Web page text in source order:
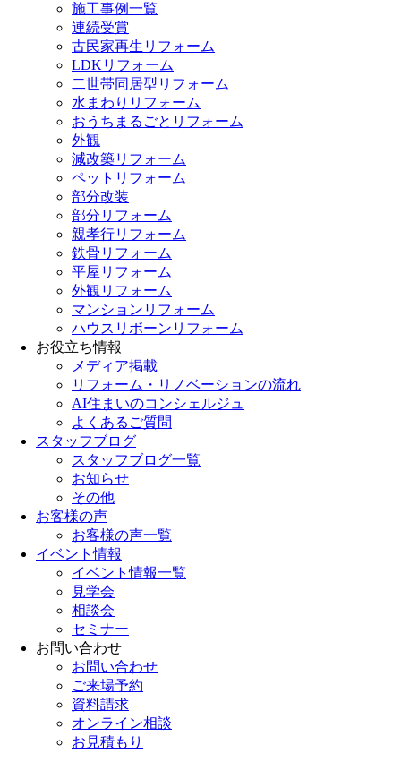
施工事例一覧
連続受賞
古民家再生リフォーム
LDKリフォーム
二世帯同居型リフォーム
水まわりリフォーム
おうちまるごとリフォーム
外観
減改築リフォーム
ペットリフォーム
部分改装
部分リフォーム
親孝行リフォーム
鉄骨リフォーム
平屋リフォーム
外観リフォーム
マンションリフォーム
ハウスリボーンリフォーム
お役立ち情報
メディア掲載
リフォーム・リノベーションの流れ
AI住まいのコンシェルジュ
よくあるご質問
スタッフブログ
スタッフブログ一覧
お知らせ
その他
お客様の声
お客様の声一覧
イベント情報
イベント情報一覧
見学会
相談会
セミナー
お問い合わせ
お問い合わせ
ご来場予約
資料請求
オンライン相談
お見積もり